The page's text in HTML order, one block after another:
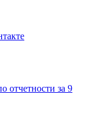
отчетности за 9